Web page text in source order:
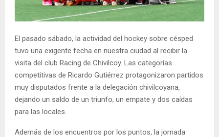
El pasado sábado, la actividad del hockey sobre césped
tuvo una exigente fecha en nuestra ciudad al recibir la
visita del club Racing de Chivilcoy. Las categorías
competitivas de Ricardo Gutiérrez protagonizaron partidos
muy disputados frente a la delegación chivilcoyana,
dejando un saldo de un triunfo, un empate y dos caídas
para las locales.
Además de los encuentros por los puntos, la jornada